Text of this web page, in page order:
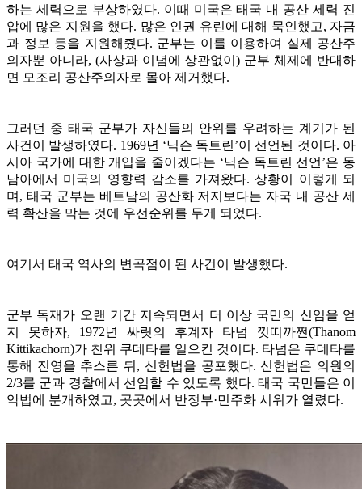
하는 세력으로 부상하였다. 이때 미국은 태국 내 공산 세력 진
압에 많은 지원을 했다. 많은 인권 유린에 대해 묵인했고, 자금
과 정보 등을 지원해줬다. 군부는 이를 이용하여 실제 공산주
의자뿐 아니라, (사상과 이념에 상관없이) 군부 체제에 반대하
면 모조리 공산주의자로 몰아 제거했다.
그러던 중 태국 군부가 자신들의 안위를 우려하는 계기가 된
사건이 발생하였다. 1969년 ‘닉슨 독트린’이 선언된 것이다. 아
시아 국가에 대한 개입을 줄이겠다는 ‘닉슨 독트린 선언’은 동
남아에서 미국의 영향력 감소를 가져왔다. 상황이 이렇게 되
며, 태국 군부는 베트남의 공산화 저지보다는 자국 내 공산 세
력 확산을 막는 것에 우선순위를 두게 되었다.
여기서 태국 역사의 변곡점이 된 사건이 발생했다.
군부 독재가 오랜 기간 지속되면서 더 이상 국민의 신임을 얻
지 못하자, 1972년 싸릿의 후계자 타넘 낏띠까쩐(Thanom
Kittikachorn)가 친위 쿠데타를 일으킨 것이다. 타넘은 쿠데타를
통해 진영을 추스른 뒤, 신헌법을 공포했다. 신헌법은 의원의
2/3를 군과 경찰에서 선임할 수 있도록 했다. 태국 국민들은 이
악법에 분개하였고, 곳곳에서 반정부·민주화 시위가 열렸다.